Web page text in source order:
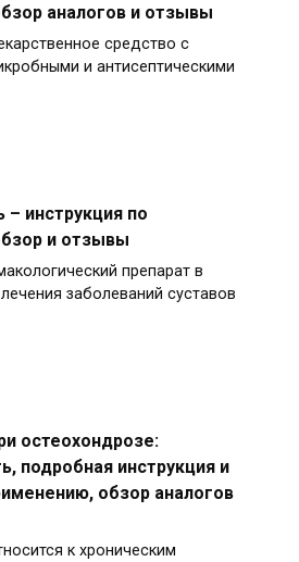
аналогов и отзывы
средство с
и антисептическими
инструкция по
и отзывы
препарат в
заболеваний суставов
остеохондрозе:
подробная инструкция и
обзор аналогов
к хроническим